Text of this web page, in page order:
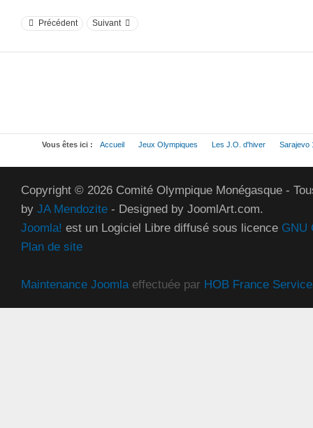
Précédent Suivant
Vous êtes ici : Accueil Jeux Olympiques Les J.O. d'hiver Sarajevo
Copyright © 2026 Comité Olympique Monégasque -
by JA Mendozite - Designed by JoomlArt.com.
Joomla! est un Logiciel Libre diffusé sous licence GNU
Plan de site
Maintenance Joomlaeffectuée par HOB France